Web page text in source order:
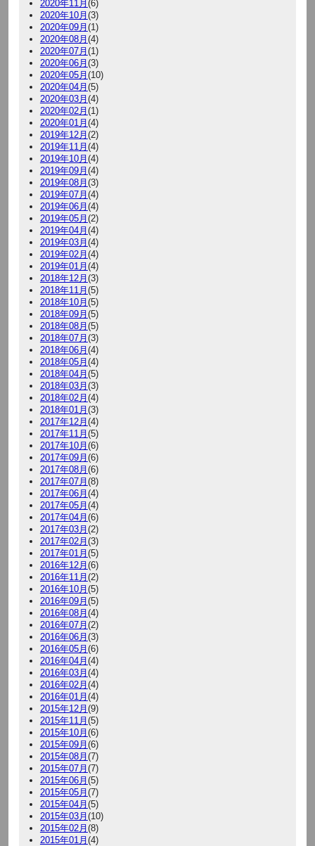
2020年11月(6)
2020年10月(3)
2020年09月(1)
2020年08月(4)
2020年07月(1)
2020年06月(3)
2020年05月(10)
2020年04月(5)
2020年03月(4)
2020年02月(1)
2020年01月(4)
2019年12月(2)
2019年11月(4)
2019年10月(4)
2019年09月(4)
2019年08月(3)
2019年07月(4)
2019年06月(4)
2019年05月(2)
2019年04月(4)
2019年03月(4)
2019年02月(4)
2019年01月(4)
2018年12月(3)
2018年11月(5)
2018年10月(5)
2018年09月(5)
2018年08月(5)
2018年07月(3)
2018年06月(4)
2018年05月(4)
2018年04月(5)
2018年03月(3)
2018年02月(4)
2018年01月(3)
2017年12月(4)
2017年11月(5)
2017年10月(6)
2017年09月(6)
2017年08月(6)
2017年07月(8)
2017年06月(4)
2017年05月(4)
2017年04月(6)
2017年03月(2)
2017年02月(3)
2017年01月(5)
2016年12月(6)
2016年11月(2)
2016年10月(5)
2016年09月(5)
2016年08月(4)
2016年07月(2)
2016年06月(3)
2016年05月(6)
2016年04月(4)
2016年03月(4)
2016年02月(4)
2016年01月(4)
2015年12月(9)
2015年11月(5)
2015年10月(6)
2015年09月(6)
2015年08月(7)
2015年07月(7)
2015年06月(5)
2015年05月(7)
2015年04月(5)
2015年03月(10)
2015年02月(8)
2015年01月(4)